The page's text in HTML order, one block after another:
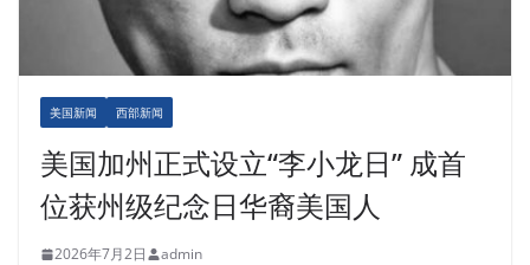
美国新闻 西部新闻
美国加州正式设立“李小龙日” 成首
位获州级纪念日华裔美国人
2026年7月2日 admin